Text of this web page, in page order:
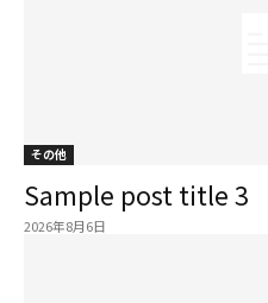
その他
Sample post title 3
2026年8月6日